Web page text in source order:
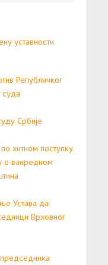
уставности
Републичког
суда
Србије
хитном поступку
о ванредном
Устава да
Врховног